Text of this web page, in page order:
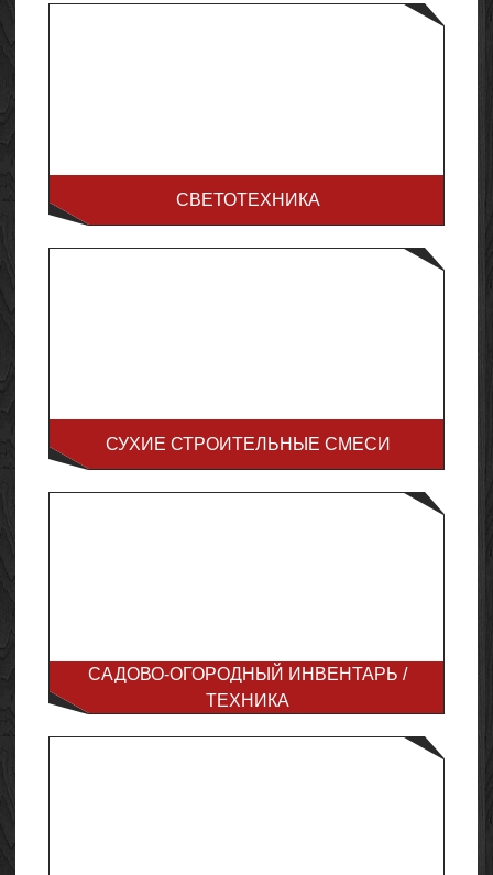
СВЕТОТЕХНИКА
СУХИЕ СТРОИТЕЛЬНЫЕ СМЕСИ
САДОВО-ОГОРОДНЫЙ ИНВЕНТАРЬ /
ТЕХНИКА